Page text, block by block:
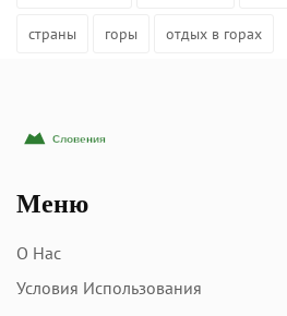
страны горы отдых в горах
Меню
О Нас
Условия Использования